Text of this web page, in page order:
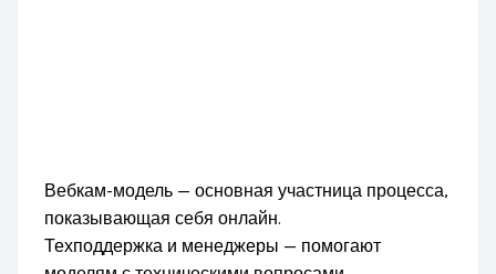
Вебкам-модель — основная участница процесса,
показывающая себя онлайн.
Техподдержка и менеджеры — помогают